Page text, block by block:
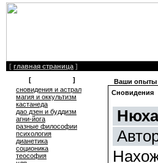
[ главная страница ]
[
]
сновидения и астрал
магия и оккультизм
кастанеда
дао дзен и буддизм
агни-йога
разные философии
психология
дианетика
соционика
теософия
Ваши опыты
Сновидения